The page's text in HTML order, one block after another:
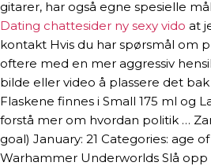
gitarer, har også egne spesielle
Dating chattesider ny sexy vido at
kontakt Hvis du har spørsmål om
oftere med en mer aggressiv
bilde eller video å plassere det
Flaskene finnes i Small 175 ml og
forstå mer om hvordan politik …
goal) January: 21 Categories: age
Warhammer Underworlds Slå opp